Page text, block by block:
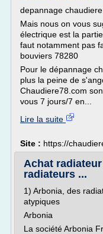
depannage chaudiere
Mais nous on vous
électrique est la
faut notamment pas
bouviers 78280
Pour le dépannage
plus la peine de
Chaudiere78.com
vous 7 jours/7 en...
Lire la suite
Site : https://
Achat
radiateurs ...
1) Arbonia, des
atypiques
Arbonia
La société Arbonia